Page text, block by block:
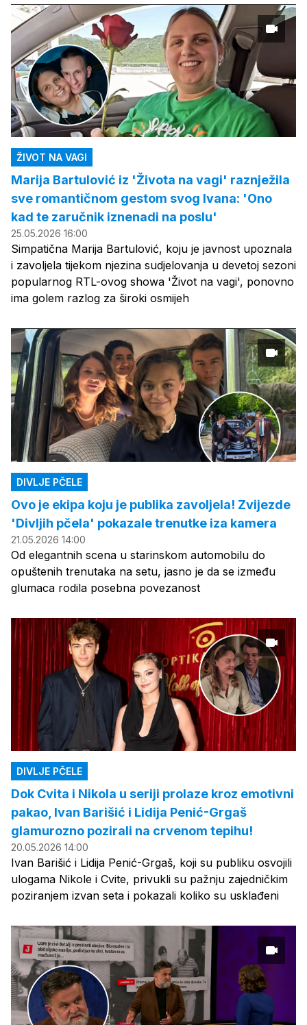
ŽIVOT NA VAGI
Marija Bartulović iz 'Života na vagi' raznježila
sve romantičnom gestom svog Ivana: 'Ono
kad te zaručnik iznenadi na poslu'
25.05.2026 16:00
Simpatična Marija Bartulović, koju je javnost upoznala
i zavoljela tijekom njezina sudjelovanja u devetoj sezoni
popularnog RTL-ovog showa 'Život na vagi', ponovno
ima golem razlog za široki osmijeh
DIVLJE PČELE
Ovo je ekipa koju je publika zavoljela! Zvijezde
'Divljih pčela' pokazale trenutke iza kamera
21.05.2026 14:00
Od elegantnih scena u starinskom automobilu do
opuštenih trenutaka na setu, jasno je da se između
glumaca rodila posebna povezanost
DIVLJE PČELE
Dok Cvita i Nikola u seriji prolaze kroz emotivni
pakao, Ivan Barišić i Lidija Penić-Grgaš
glamurozno pozirali na crvenom tepihu!
20.05.2026 14:00
Ivan Barišić i Lidija Penić-Grgaš, koji su publiku osvojili
ulogama Nikole i Cvite, privukli su pažnju zajedničkim
poziranjem izvan seta i pokazali koliko su usklađeni